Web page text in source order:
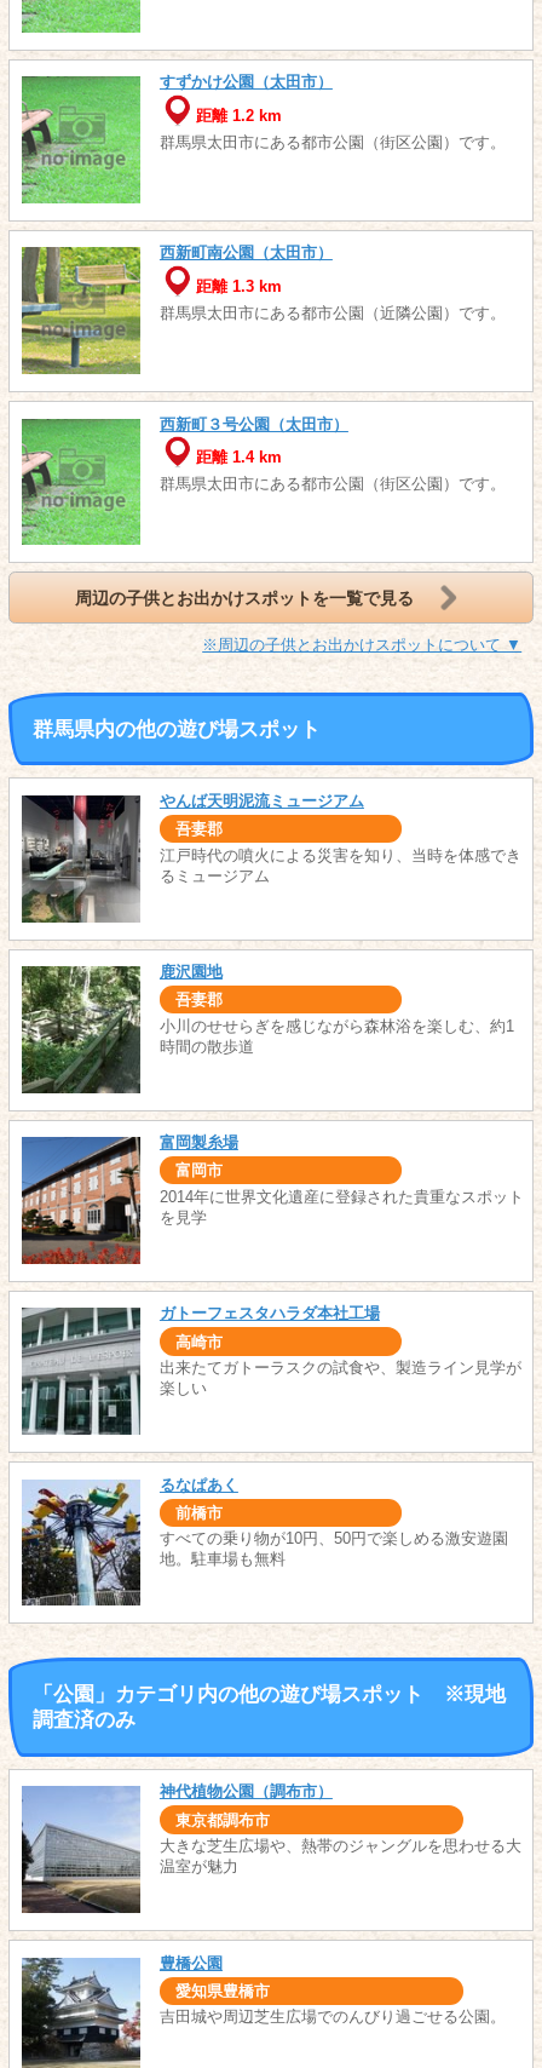
すずかけ公園（太田市）
距離 1.2 km
群馬県太田市にある都市公園（街区公園）です。
西新町南公園（太田市）
距離 1.3 km
群馬県太田市にある都市公園（近隣公園）です。
西新町３号公園（太田市）
距離 1.4 km
群馬県太田市にある都市公園（街区公園）です。
周辺の子供とお出かけスポットを一覧で見る
※周辺の子供とお出かけスポットについて ▼
群馬県内の他の遊び場スポット
やんば天明泥流ミュージアム
吾妻郡
江戸時代の噴火による災害を知り、当時を体感でき
るミュージアム
鹿沢園地
吾妻郡
小川のせせらぎを感じながら森林浴を楽しむ、約1
時間の散歩道
富岡製糸場
富岡市
2014年に世界文化遺産に登録された貴重なスポット
を見学
ガトーフェスタハラダ本社工場
高崎市
出来たてガトーラスクの試食や、製造ライン見学が
楽しい
るなぱあく
前橋市
すべての乗り物が10円、50円で楽しめる激安遊園
地。駐車場も無料
「公園」カテゴリ内の他の遊び場スポット ※現地
調査済のみ
神代植物公園（調布市）
東京都調布市
大きな芝生広場や、熱帯のジャングルを思わせる大
温室が魅力
豊橋公園
愛知県豊橋市
吉田城や周辺芝生広場でのんびり過ごせる公園。